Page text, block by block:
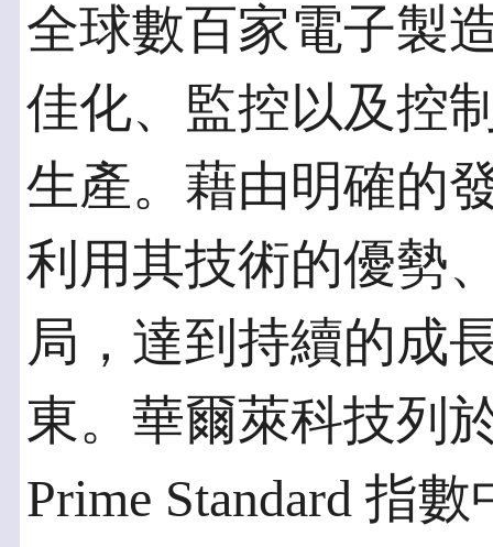
全球數百家電子製
佳化、監控以及控
生產。藉由明確的
利用其技術的優勢
局，達到持續的成
東。華爾萊科技列
Prime Standard 指